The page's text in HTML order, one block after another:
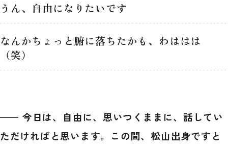
うん、自由になりたいです
なんかちょっと腑に落ちたかも、わははは
（笑）
今日は、自由に、思いつくままに、話してい
ただければと思います。この間、松山出身ですと